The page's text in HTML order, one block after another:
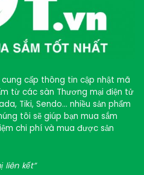
cấp thông tin cập nhật mã
từ các sàn Thương mại điện tử
Tiki, Sendo… nhiều sản phẩm
tôi sẽ giúp bạn mua sắm
chi phí và mua được sản
liên kết”